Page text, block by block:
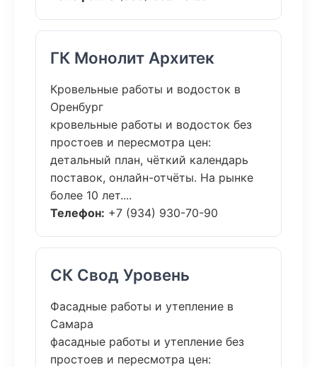
ГК Монолит Архитек
Кровельные работы и водосток в
Оренбург
кровельные работы и водосток без
простоев и пересмотра цен:
детальный план, чёткий календарь
поставок, онлайн-отчёты. На рынке
более 10 лет....
Телефон: +7 (934) 930-70-90
СК Свод Уровень
Фасадные работы и утепление в
Самара
фасадные работы и утепление без
простоев и пересмотра цен: